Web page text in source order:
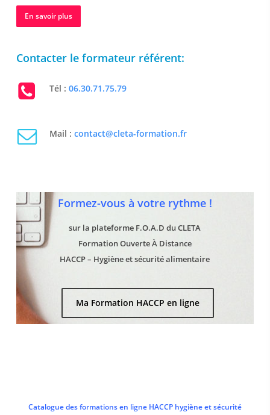
En savoir plus
Contacter le formateur référent:
Tél :06.30.71.75.79
Mail :contact@cleta-formation.fr
Formez-vous à votre rythme !
sur la plateforme F.O.A.D du CLETA
Formation Ouverte À Distance
HACCP – Hygiène et sécurité alimentaire
Ma Formation HACCP en ligne
Catalogue des formations en ligne HACCP hygiène et sécurité